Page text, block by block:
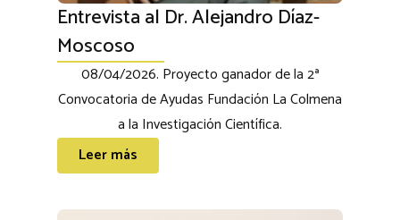
Entrevista al Dr. Alejandro Díaz-
Moscoso
08/04/2026. Proyecto ganador de la 2ª
Convocatoria de Ayudas Fundación La Colmena
a la Investigación Científica.
Leer más